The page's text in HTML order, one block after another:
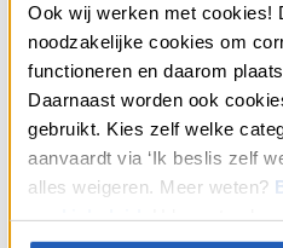
Ook wij werken met cookies!
noodzakelijke cookies om
functioneren en daarom
Daarnaast worden ook
gebruikt. Kies zelf welke
aanvaardt via ‘Ik beslis zelf
alles weigeren. Meer weten?
Hij of zij helpt u de meest
spelen op de leeftijdsgebonden
evenwichtige lening aan te gaan.
op maat kunt u dan een
afsluiten, ook al bent u al ouder
uitgebreid netwerk van makelaars
zijn uw beste troef voor een